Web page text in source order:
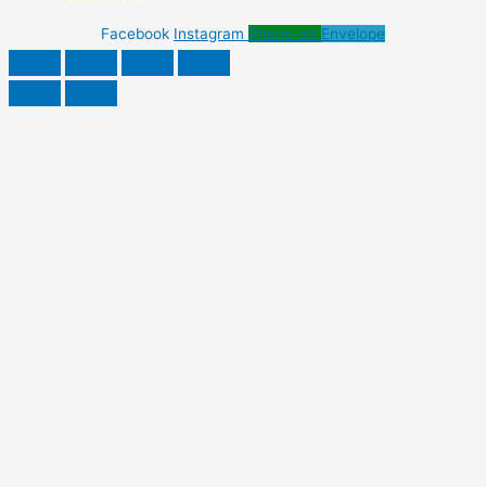
Facebook Instagram Phone-alt Envelope